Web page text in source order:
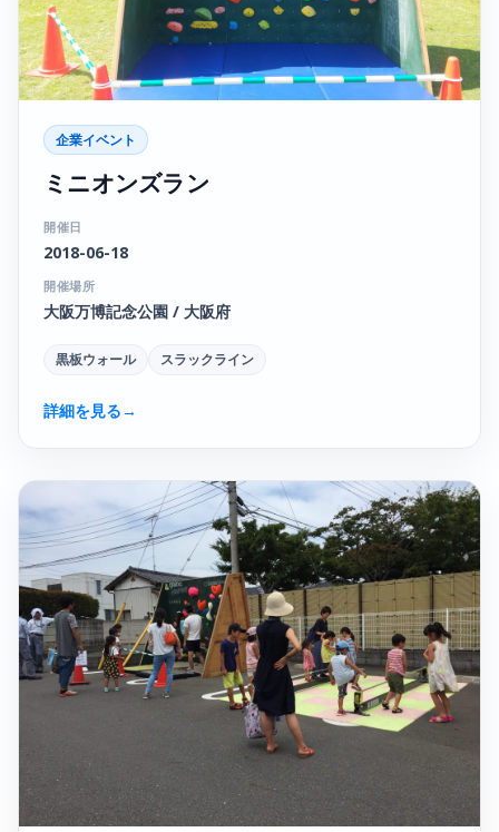
企業イベント
ミニオンズラン
開催日
2018-06-18
開催場所
大阪万博記念公園 / 大阪府
黒板ウォール スラックライン
詳細を見る→